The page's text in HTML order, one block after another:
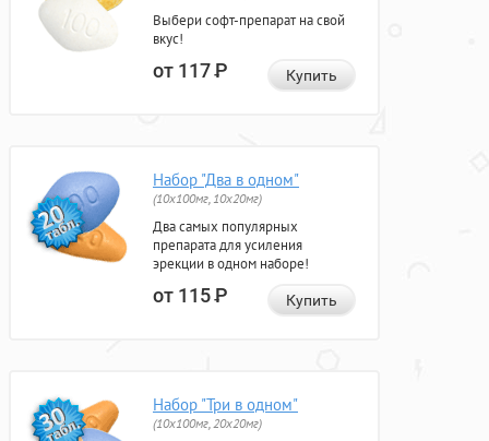
Выбери софт-препарат на свой
вкус!
от 117Р Купить
Набор "Два в одном"
(10x100мг, 10x20мг)
Два самых популярных
препарата для усиления
эрекции в одном наборе!
от 115Р Купить
Набор "Три в одном"
(10x100мг, 20x20мг)